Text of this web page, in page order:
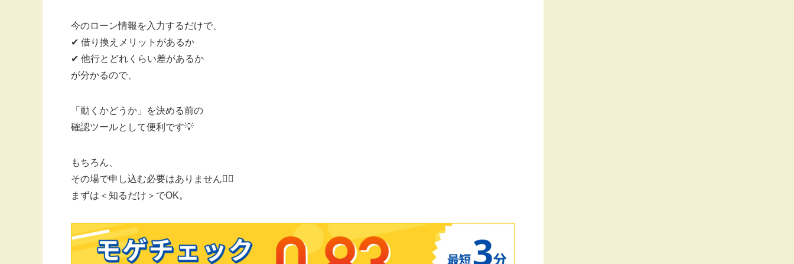
今のローン情報を入力するだけで、
✔ 借り換えメリットがあるか
✔ 他行とどれくらい差があるか
が分かるので、
「動くかどうか」を決める前の
確認ツールとして便利です💡
もちろん、
その場で申し込む必要はありません🙅‍♀️
まずは＜知るだけ＞でOK。